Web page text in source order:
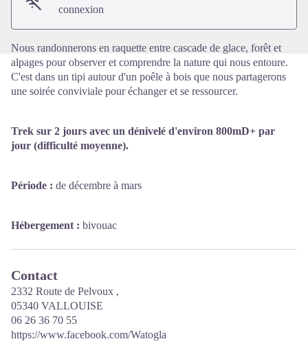
connexion
Nous randonnerons en raquette entre cascade de glace, forêt et
alpages pour observer et comprendre la nature qui nous entoure.
C'est dans un tipi autour d'un poêle à bois que nous partagerons
une soirée conviviale pour échanger et se ressourcer.
Trek sur 2 jours avec un dénivelé d'environ 800mD+ par
jour (difficulté moyenne).
Période : de décembre à mars
Hébergement : bivouac
Contact
2332 Route de Pelvoux ,
05340 VALLOUISE
06 26 36 70 55
https://www.facebook.com/Watogla